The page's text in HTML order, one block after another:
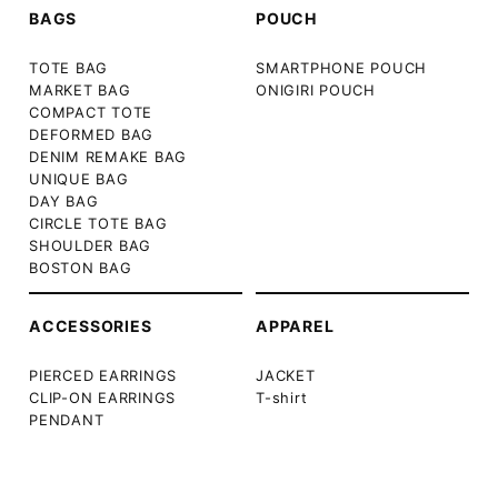
BAGS
TOTE BAG
MARKET BAG
COMPACT TOTE
DEFORMED BAG
DENIM REMAKE BAG
UNIQUE BAG
DAY BAG
CIRCLE TOTE BAG
SHOULDER BAG
BOSTON BAG
POUCH
SMARTPHONE POUCH
ONIGIRI POUCH
ACCESSORIES
PIERCED EARRINGS
CLIP-ON EARRINGS
PENDANT
APPAREL
JACKET
T-shirt